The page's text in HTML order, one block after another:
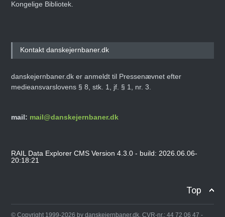
Kongelige Bibliotek.
Kontakt danskejernbaner.dk
danskejernbaner.dk er anmeldt til Pressenævnet efter
medieansvarslovens § 8, stk. 1, jf. § 1, nr. 3.
mail: mail@danskejernbaner.dk
RAIL Data Explorer CMS Version 4.3.0 - build: 2026.06.06-
20:18:21
Top
© Copyright 1999-2026 by danskejernbaner.dk, CVR-nr.: 44 72 06 47 -